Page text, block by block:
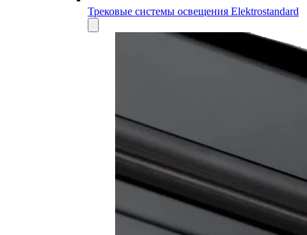
Трековые системы освещения Elektrostandard